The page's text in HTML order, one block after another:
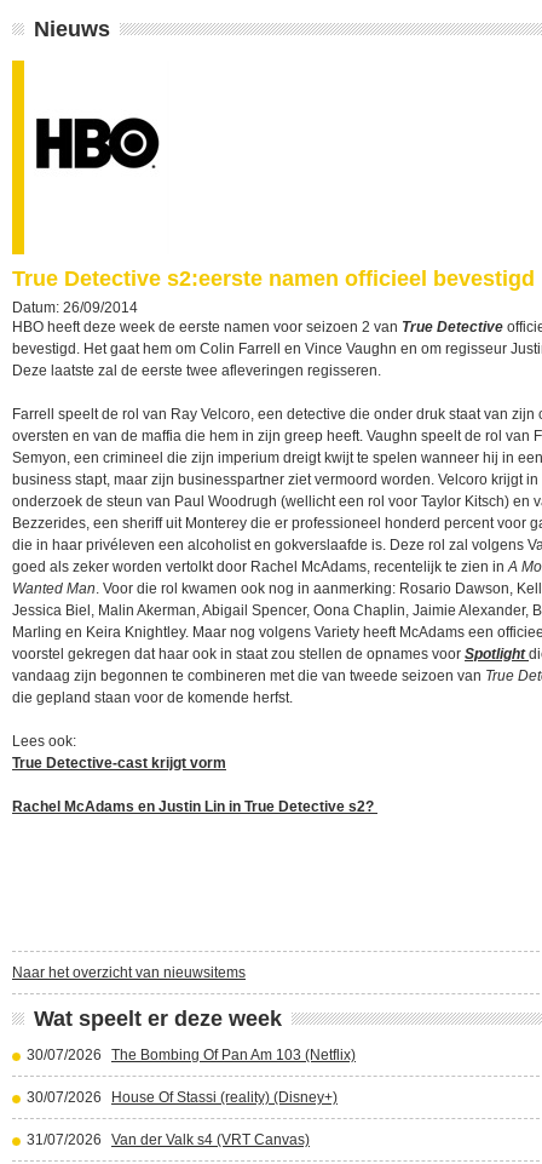
Nieuws
True Detective s2:eerste namen officieel bevestigd
Datum: 26/09/2014
HBO heeft deze week de eerste namen voor seizoen 2 van True Detective
bevestigd. Het gaat hem om Colin Farrell en Vince Vaughn en om regisseur
Deze laatste zal de eerste twee afleveringen regisseren.
Farrell speelt de rol van Ray Velcoro, een detective die onder druk staat van zijn
oversten en van de maffia die hem in zijn greep heeft. Vaughn speelt de rol van
Semyon, een crimineel die zijn imperium dreigt kwijt te spelen wanneer hij in
business stapt, maar zijn businesspartner ziet vermoord worden. Velcoro krijgt in
onderzoek de steun van Paul Woodrugh (wellicht een rol voor Taylor Kitsch) en
Bezzerides, een sheriff uit Monterey die er professioneel honderd percent voor
die in haar privéleven een alcoholist en gokverslaafde is. Deze rol zal volgens
goed als zeker worden vertolkt door Rachel McAdams, recentelijk te zien inA
Wanted Man. Voor die rol kwamen ook nog in aanmerking: Rosario Dawson,
Jessica Biel, Malin Akerman, Abigail Spencer, Oona Chaplin, Jaimie Alexander,
Marling en Keira Knightley. Maar nog volgens Variety heeft McAdams een
voorstel gekregen dat haar ook in staat zou stellen de opnames voor Spotlight
vandaag zijn begonnen te combineren met die van tweede seizoen van True
die gepland staan voor de komende herfst.
Lees ook:
True Detective-cast krijgt vorm
Rachel McAdams en Justin Lin in True Detective s2?
Naar het overzicht van nieuwsitems
Wat speelt er deze week
30/07/2026 The Bombing Of Pan Am 103 (Netflix)
30/07/2026 House Of Stassi (reality) (Disney+)
31/07/2026 Van der Valk s4 (VRT Canvas)